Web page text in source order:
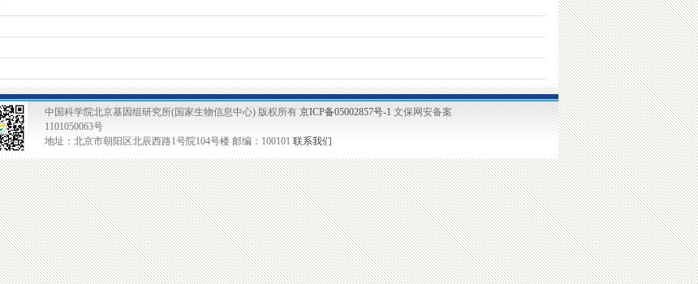
中国科学院北京基因组研究所(国家生物信息中心) 版权所有 京ICP备05002857号-1 文保网安备案
1101050063号
地址：北京市朝阳区北辰西路1号院104号楼 邮编：100101 联系我们